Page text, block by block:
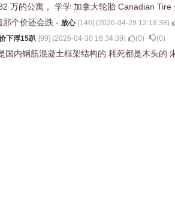
万的公寓， 学学 加拿大轮胎 Canadian Tire
那个价还会跌 - 放心 [146] (2026-04-29 12:18:38)
下浮15趴 [99] (2026-04-30 16:34:39) (0) (0)
国内钢筋混凝土框架结构的 耗死都是木头的